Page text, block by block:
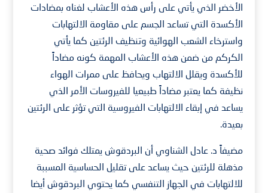
الأخضر الذي يأتي على رأس هذه الأعشاب لغناه بمضادات
الأكسدة التي تساعد الجسم على مقاومة الالتهابات
واسترخاء الشعب الهوائية وتنظيف الرئتين كما يأتي
الكركم من ضمن هذه الأعشاب المهمة كونه مضاداً
للأكسدة ويقلل الالتهاب ويحافظ على ممرات الهواء
نظيفة كما يعتبر مضاداً طبيعيا للفيروسات الأمر الذي
يساعد في إبقاء الالتهابات الفيروسية التي تؤثر على الرئتين
بعيدة.
مضيفاً د. عادل الشناوي أن البردقوش يمتلك فوائد صحية
مذهلة للرئتين حيث يساعد على تقليل الحساسية المسببة
للالتهابات في الجهاز التنفسي كما يحتوي البردقوش أيضا